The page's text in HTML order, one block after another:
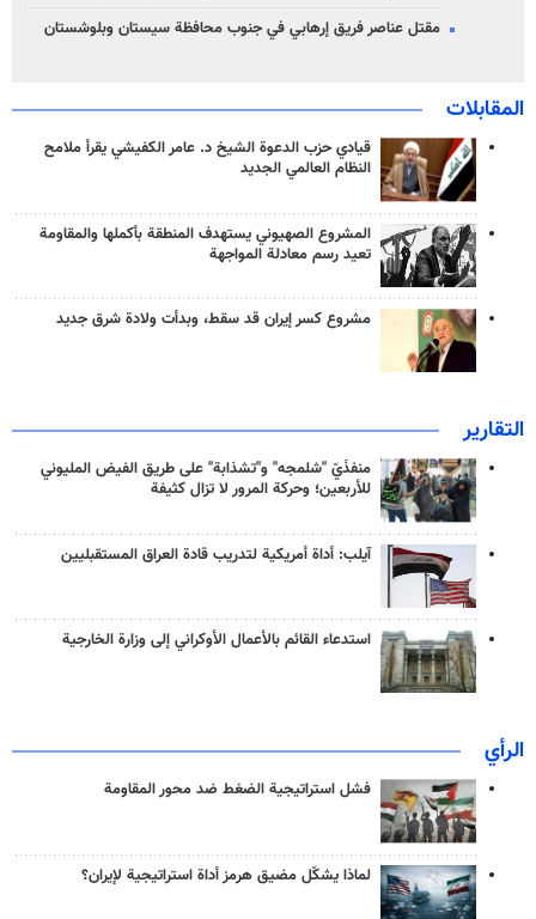
مقتل عناصر فريق إرهابي في جنوب محافظة سيستان وبلوشستان
المقابلات
قيادي حزب الدعوة الشيخ د. عامر الكفيشي يقرأ ملامح
النظام العالمي الجديد
المشروع الصهيوني يستهدف المنطقة بأكملها والمقاومة
تعيد رسم معادلة المواجهة
مشروع كسر إيران قد سقط، وبدأت ولادة شرق جديد
التقارير
منفذَيّ "شلمجه" و"تشذابة" على طريق الفيض المليوني
للأربعين؛ وحركة المرور لا تزال كثيفة
آيلب: أداة أمريكية لتدريب قادة العراق المستقبليين
استدعاء القائم بالأعمال الأوكراني إلى وزارة الخارجية
الرأي
فشل استراتيجية الضغط ضد محور المقاومة
لماذا يشكّل مضيق هرمز أداة استراتيجية لإيران؟